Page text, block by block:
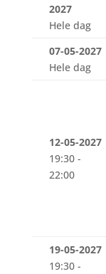
2027
Hele dag
07-05-2027
Hele dag
12-05-2027
19:30 -
22:00
19-05-2027
19:30 -